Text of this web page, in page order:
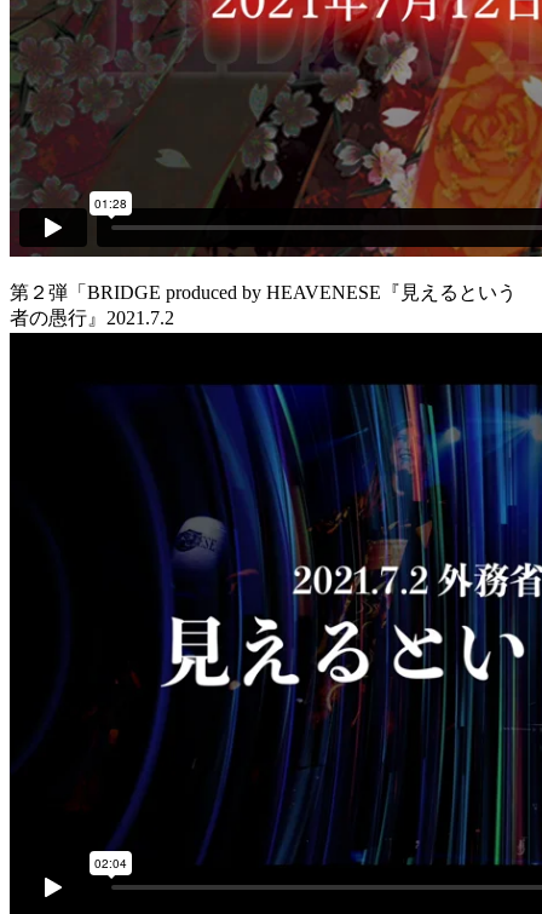
第２弾「BRIDGE produced by HEAVENESE『見えるという
者の愚行』2021.7.2